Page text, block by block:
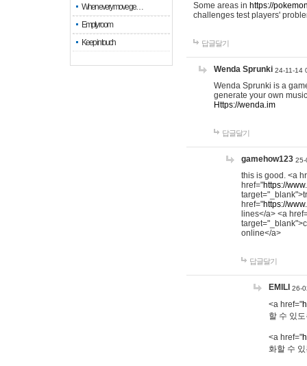
When every move ge…
Empty room
Keep in touch
Some areas in https://
challenges test players'
답글달기
Wenda Sprunki 24-11-14
Wenda Sprunki is a
generate your own
Https://wenda.im
답글달기
gamehow123 25-
this is good. <a
href="https://
href="https://
lines</a> <a
online</a>
답글달기
EMILI 26-
<a href="
할 수 있
<a href="
화할 수